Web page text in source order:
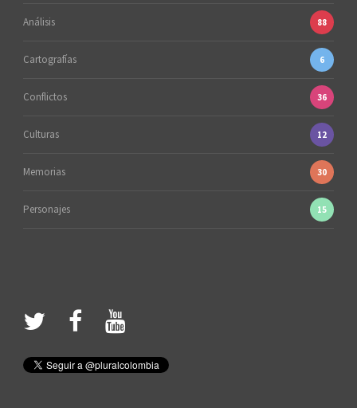
Análisis 88
Cartografías 6
Conflictos 36
Culturas 12
Memorias 30
Personajes 15